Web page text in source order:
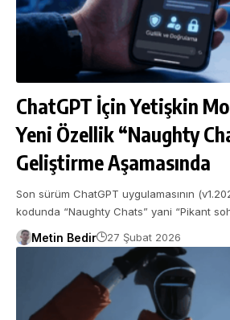
ChatGPT İçin Yetişkin
Yeni Özellik “Naughty
Geliştirme Aşamasında
Son sürüm ChatGPT uygulamasının
kodunda “Naughty Chats” yani “Pikant
Metin Bedir 27 Şubat 2026